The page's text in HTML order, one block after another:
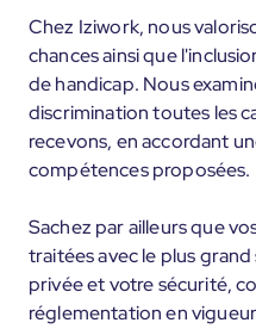
Chez Iziwork, nous
chances ainsi que
de handicap. Nous
discrimination toutes les
recevons, en accordant
compétences proposées.
Sachez par ailleurs que
traitées avec le plus
privée et votre sécurité,
réglementation en